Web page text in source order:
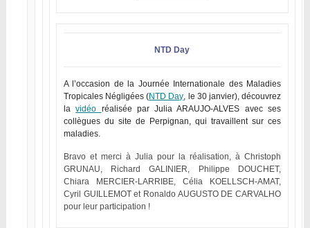
NTD Day
A l’occasion de la Journée Internationale des Maladies
Tropicales Négligées (NTD Day, le 30 janvier), découvrez
lavidéo réalisée par Julia ARAUJO-ALVES avec ses
collègues du site de Perpignan, qui travaillent sur ces
maladies.
Bravo et merci à Julia pour la réalisation, à Christoph
GRUNAU, Richard GALINIER, Philippe DOUCHET,
Chiara MERCIER-LARRIBE, Célia KOELLSCH-AMAT,
Cyril GUILLEMOT et Ronaldo AUGUSTO DE CARVALHO
pour leur participation !